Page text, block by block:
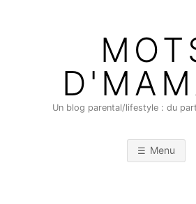
Un blog parental/lifestyle : du
Menu